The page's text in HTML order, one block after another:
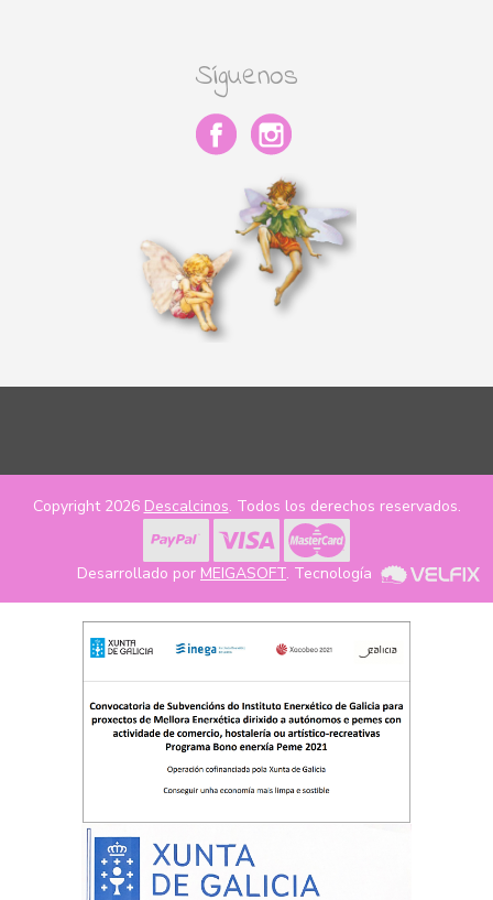
Síguenos
Copyright 2026 Descalcinos. Todos los derechos reservados.
Desarrollado por MEIGASOFT. Tecnología